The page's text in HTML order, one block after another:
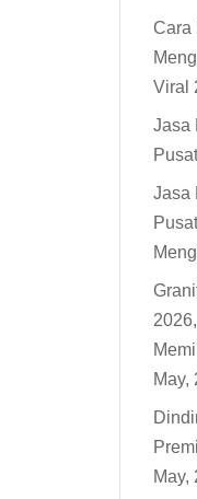
Cara
Viral
Jasa
Jasa
May,
May,